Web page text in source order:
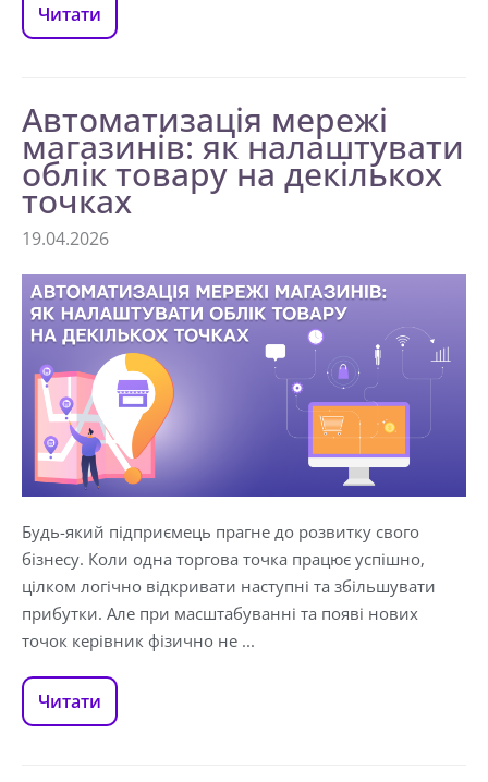
Читати
Автоматизація мережі
магазинів: як налаштувати
облік товару на декількох
точках
19.04.2026
Будь-який підприємець прагне до розвитку свого
бізнесу. Коли одна торгова точка працює успішно,
цілком логічно відкривати наступні та збільшувати
прибутки. Але при масштабуванні та появі нових
точок керівник фізично не ...
Читати